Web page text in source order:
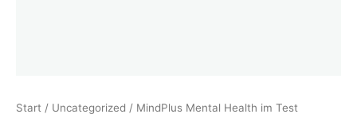
Start / Uncategorized / MindPlus Mental Health im Test